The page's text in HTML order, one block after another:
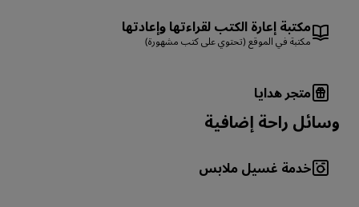
مكتبة إعارة الكتب لقراءتها وإعادتها
مكتبة في الموقع (تحتوي على كتب مشهورة)
متجر هدايا
وسائل راحة إضافية
خدمة غسيل ملابس